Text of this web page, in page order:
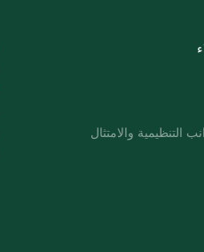
التنظيمية والامتثال